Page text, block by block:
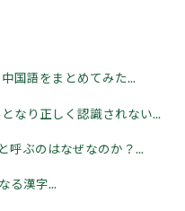
国語をまとめてみた...
なり正しく認識されない...
呼ぶのはなぜなのか？...
る漢字...